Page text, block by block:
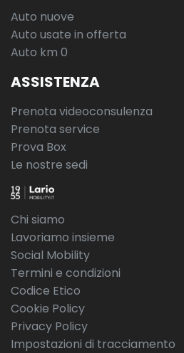
Auto nuove
Auto usate in offerta
Auto km 0
ASSISTENZA
Prenota videoconsulenza
Prenota service
Prova Box
Le nostre sedi
Chi siamo
Lavoriamo insieme
Social Mobility
Termini e condizioni
Codice Etico
Cookie Policy
Privacy Policy
Impostazioni di tracciamento